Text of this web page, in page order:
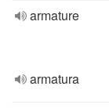
armature
armatura